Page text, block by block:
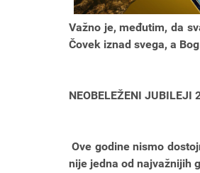
Važno je, međutim, da
Čovek iznad svega, a
NEOBELEŽENI JUBILEJI
Ove godine nismo
nije jedna od najvažnijih